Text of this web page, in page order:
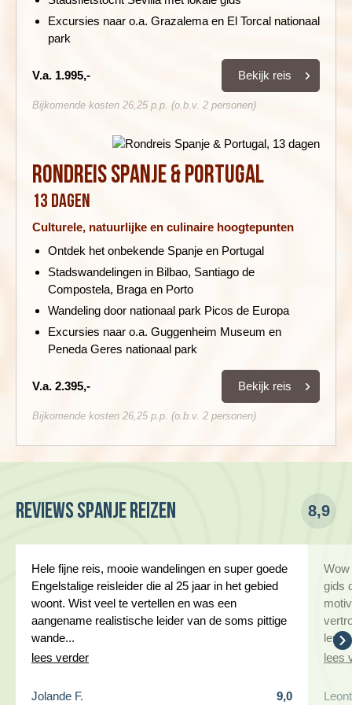
Excursies naar o.a. Grazalema en El Torcal nationaal
park
V.a. 1.995,- Bekijk reis
Bijkomende kosten 26,25 p.p. (o.b.v. 2 personen)
Rondreis Spanje & Portugal
13 dagen
Culturele, natuurlijke en culinaire hoogtepunten
Ontdek het onbekende Spanje en Portugal
Stadswandelingen in Bilbao, Santiago de
Compostela, Braga en Porto
Wandeling door nationaal park Picos de Europa
Excursies naar o.a. Guggenheim Museum en
Peneda Geres nationaal park
V.a. 2.395,- Bekijk reis
Bijkomende kosten 26,25 p.p. (o.b.v. 2 personen)
Reviews Spanje reizen 8,9
Hele fijne reis, mooie wandelingen en super goede
Engelstalige reisleider die al 25 jaar in het gebied
woont. Wist veel te vertellen en was een
aangename realistische leider van de soms pittige
wande...
lees verder
Jolande F. 9,0
Wow
gids
lees